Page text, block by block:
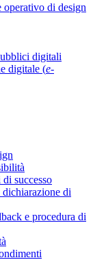
operativo di design
digitali
digitale (e-
successo
di
e procedura di